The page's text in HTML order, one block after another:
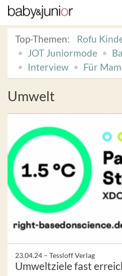
Top-Themen:
Rofu
JOT Juniormode
Interview
Für
Umwelt
23.04.24 – Tessloff Verlag
Umweltziele fast